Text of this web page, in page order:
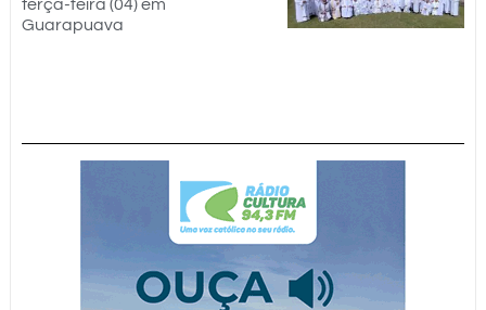
terça-feira (04) em
Guarapuava